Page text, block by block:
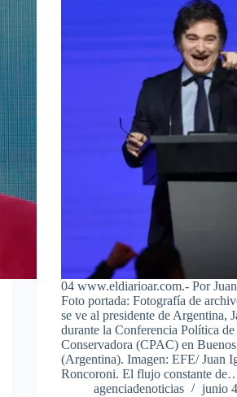
04 www.eldiarioar.com.- Por
Foto portada: Fotografía de
se ve al presidente de Argentina,
durante la Conferencia Política
Conservadora (CPAC) en
(Argentina). Imagen: EFE/ Juan
Roncoroni. El flujo constante
agenciadenoticias
junio